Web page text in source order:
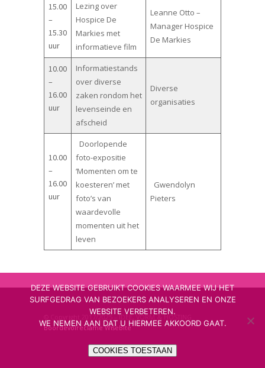
15.00
–
15.30
uur
Lezing over
Hospice De
Markies met
informatieve film
Leanne Otto –
Manager Hospice
De Markies
10.00
–
16.00
uur
Informatiestands
over diverse
zaken rondom het
levenseinde en
afscheid
Diverse
organisaties
10.00
–
16.00
uur
Doorlopende
foto-expositie
‘Momenten om te
koesteren’ met
foto’s van
waardevolle
momenten uit het
leven
Gwendolyn
Pieters
© Copyright 2017/2025 – IDEE, VORM & HOSTING
BoordevolreclameWiseBite
DEZE WEBSITE GEBRUIKT COOKIES WAARMEE WIJ HET
SURFGEDRAG VAN BEZOEKERS ANALYSEREN EN ONZE
WEBSITE VERBETEREN.
WE NEMEN AAN DAT U HIERMEE AKKOORD GAAT.
COOKIES TOESTAAN